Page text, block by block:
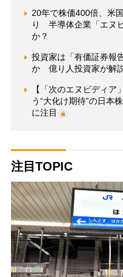
20年で株価400倍、米
り 半導体企業「エヌ
か？
投資家は「有価証券報
か 億り人投資家が解
【「次のエヌビディア
う“大化け期待”の日
に注目
注目TOPIC